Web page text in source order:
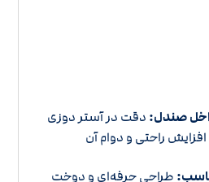
صندل: دقت در آستر دوزی
راحتی و دوام آن
طراحی حرفه‌ای و دوخت